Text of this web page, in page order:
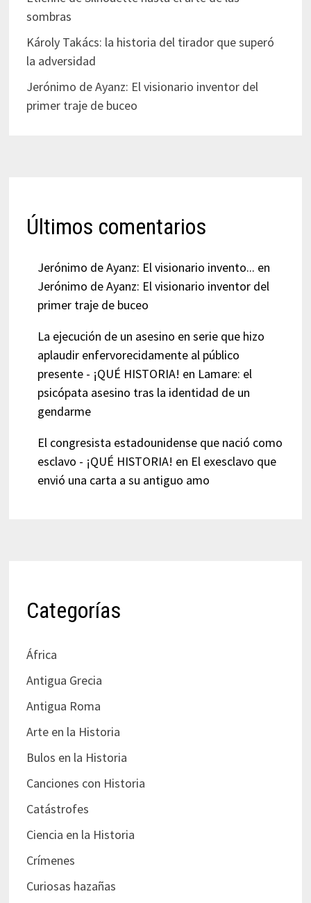
sombras
Károly Takács: la historia del tirador que superó
la adversidad
Jerónimo de Ayanz: El visionario inventor del
primer traje de buceo
Últimos comentarios
Jerónimo de Ayanz: El visionario invento... en
Jerónimo de Ayanz: El visionario inventor del
primer traje de buceo
La ejecución de un asesino en serie que hizo
aplaudir enfervorecidamente al público
presente - ¡QUÉ HISTORIA! en Lamare: el
psicópata asesino tras la identidad de un
gendarme
El congresista estadounidense que nació como
esclavo - ¡QUÉ HISTORIA! en El exesclavo que
envió una carta a su antiguo amo
Categorías
África
Antigua Grecia
Antigua Roma
Arte en la Historia
Bulos en la Historia
Canciones con Historia
Catástrofes
Ciencia en la Historia
Crímenes
Curiosas hazañas